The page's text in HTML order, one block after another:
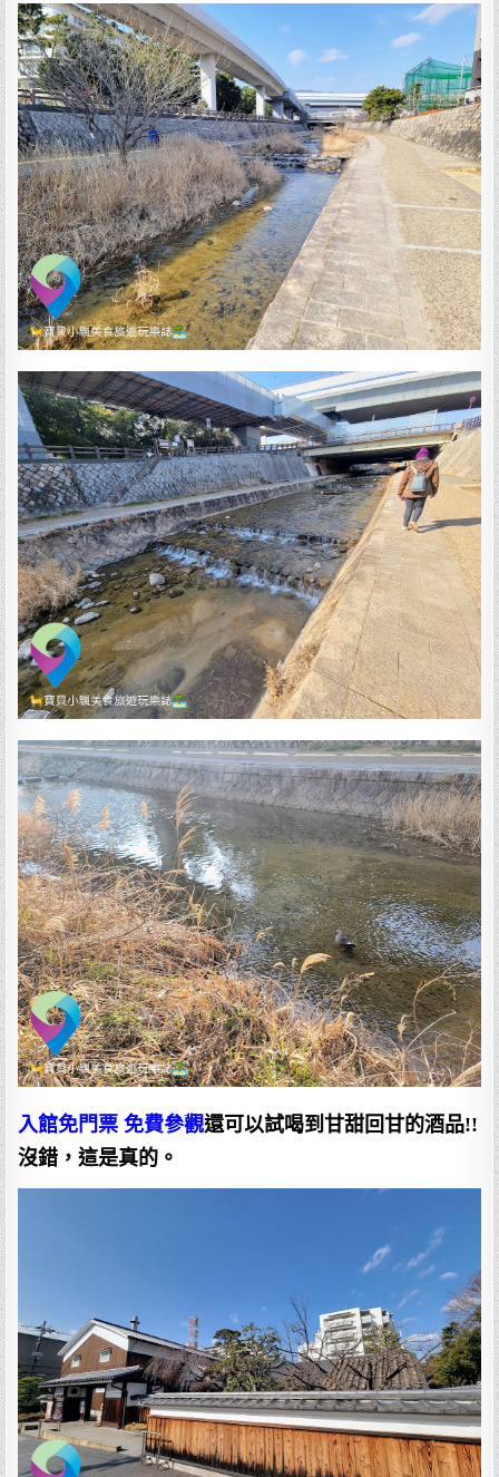
入館免門票 免費參觀還可以試喝到甘甜回甘的酒品!!
沒錯，這是真的。